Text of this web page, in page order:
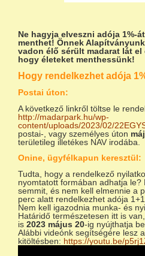
Ne hagyja elveszni adója 1%-
menthet! Önnek
vadon élő sérült madarat lát el
hogy életeket menthessünk!
Hogy rendelkezhet adója
Postai úton:
A következő linkről töltse le
http://madarpark.hu/wp-
content/uploads/2023/02/
postai-, vagy személyes úton
területileg illetékes NAV irodába.
Onine, ügyfélkapun keresztül:
Tudta, hogy a rendelkező
nyomtatott formában adhatja le?
semmit, és nem kell elmennie a
perc alatt rendelkezhet adója
Nem kell igazodnia munka- és
Határidő természetesen itt is
is 2023 május 20-ig nyújthatja
Alábbi videónk segítségére lesz a
kitöltésben: https://youtu.be/